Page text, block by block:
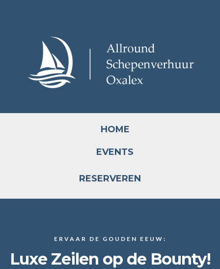
HOME
EVENTS
RESERVEREN
ERVAAR DE GOUDEN EEUW:
Luxe Zeilen op de Bounty!